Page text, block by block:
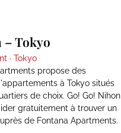
– Tokyo
· Tokyo
propose des
à Tokyo situés
de choix. Go! Go! Nihon
gratuitement à trouver un
de Fontana Apartments.